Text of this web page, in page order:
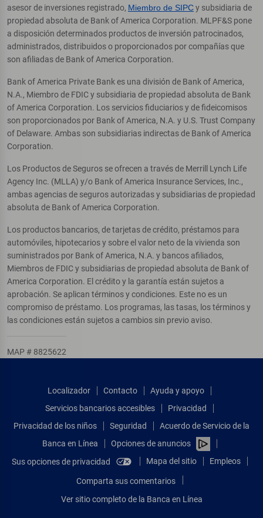
asesor de inversiones registrado, Miembro de SIPCy subsidiaria de
propiedad absoluta de Bank of America Corporation. MLPF&S pone
a disposición determinados productos de inversión patrocinados,
administrados, distribuidos o proporcionados por compañías que
son afiliadas de Bank of America Corporation.
Bank of America Private Bank es una división de Bank of America,
N.A., Miembro de FDIC y subsidiaria de propiedad absoluta de Bank
of America Corporation. Los servicios fiduciarios y de fideicomisos
son proporcionados por Bank of America, N.A. y U.S. Trust Company
of Delaware. Ambas son subsidiarias indirectas de Bank of America
Corporation.
Los Productos de Seguros se ofrecen a través de Merrill Lynch Life
Agency Inc. (MLLA) y/o Bank of America Insurance Services, Inc.,
ambas agencias de seguros autorizadas y subsidiarias de propiedad
absoluta de Bank of America Corporation.
Los productos bancarios, de tarjetas de crédito, préstamos para
automóviles, hipotecarios y sobre el valor neto de la vivienda son
suministrados por Bank of America, N.A. y bancos afiliados,
Miembros de FDIC y subsidiarias de propiedad absoluta de Bank of
America Corporation. El crédito y la garantía están sujetos a
aprobación. Se aplican términos y condiciones. Este no es un
compromiso de préstamo. Los programas, las tasas, los términos y
las condiciones están sujetos a cambios sin previo aviso.
MAP # 8825622
Localizador Contacto
Ayuda y apoyo
Servicios bancarios accesibles
Privacidad
Privacidad de los niños
Seguridad
Acuerdo de Servicio de la
Banca en Línea
Opciones de anuncios
Sus opciones de privacidad
Mapa del sitio Empleos
Comparta sus comentarios
Ver sitio completo de la Banca en Línea